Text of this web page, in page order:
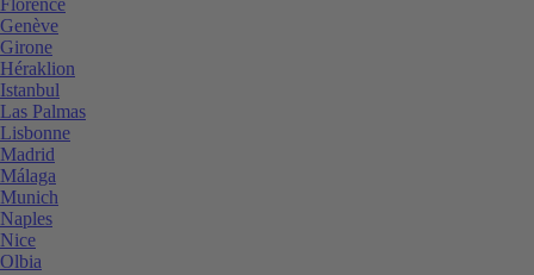
Genève
Girone
Héraklion
Istanbul
Las Palmas
Lisbonne
Madrid
Málaga
Munich
Naples
Nice
Olbia